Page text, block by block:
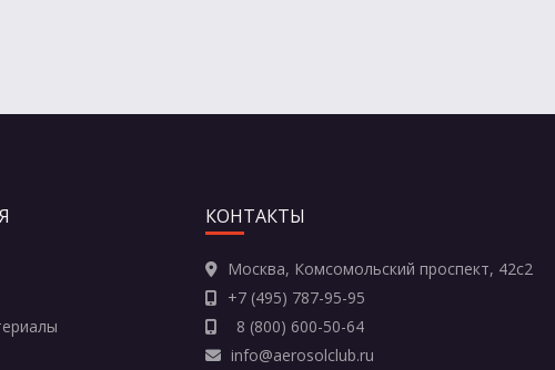
КОНТАКТЫ
Москва, Комсомольский проспект, 42с2
+7 (495) 787-95-95
8 (800) 600-50-64
info@aerosolclub.ru